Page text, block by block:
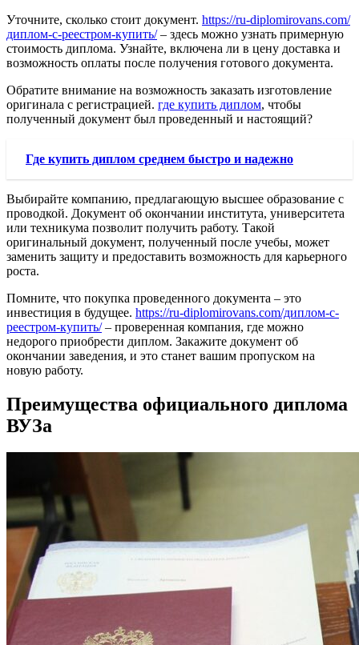
Уточните, сколько стоит документ. https://ru-diplomirovans.com/
диплом-с-реестром-купить/– здесь можно узнать примерную
стоимость диплома. Узнайте, включена ли в цену доставка и
возможность оплаты после получения готового документа.
Обратите внимание на возможность заказать изготовление
оригинала с регистрацией. где купить диплом, чтобы
полученный документ был проведенный и настоящий?
Где купить диплом среднем быстро и надежно
Выбирайте компанию, предлагающую высшее образование с
проводкой. Документ об окончании института, университета
или техникума позволит получить работу. Такой
оригинальный документ, полученный после учебы, может
заменить защиту и предоставить возможность для карьерного
роста.
Помните, что покупка проведенного документа – это
инвестиция в будущее. https://ru-diplomirovans.com/диплом-с-
реестром-купить/– проверенная компания, где можно
недорого приобрести диплом. Закажите документ об
окончании заведения, и это станет вашим пропуском на
новую работу.
Преимущества официального диплома
ВУЗа